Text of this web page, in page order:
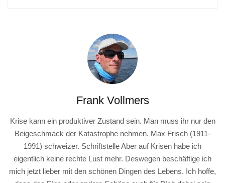
Frank Vollmers
Krise kann ein produktiver Zustand sein. Man muss ihr nur den
Beigeschmack der Katastrophe nehmen. Max Frisch (1911-
1991) schweizer. Schriftstelle Aber auf Krisen habe ich
eigentlich keine rechte Lust mehr. Deswegen beschäftige ich
mich jetzt lieber mit den schönen Dingen des Lebens. Ich hoffe,